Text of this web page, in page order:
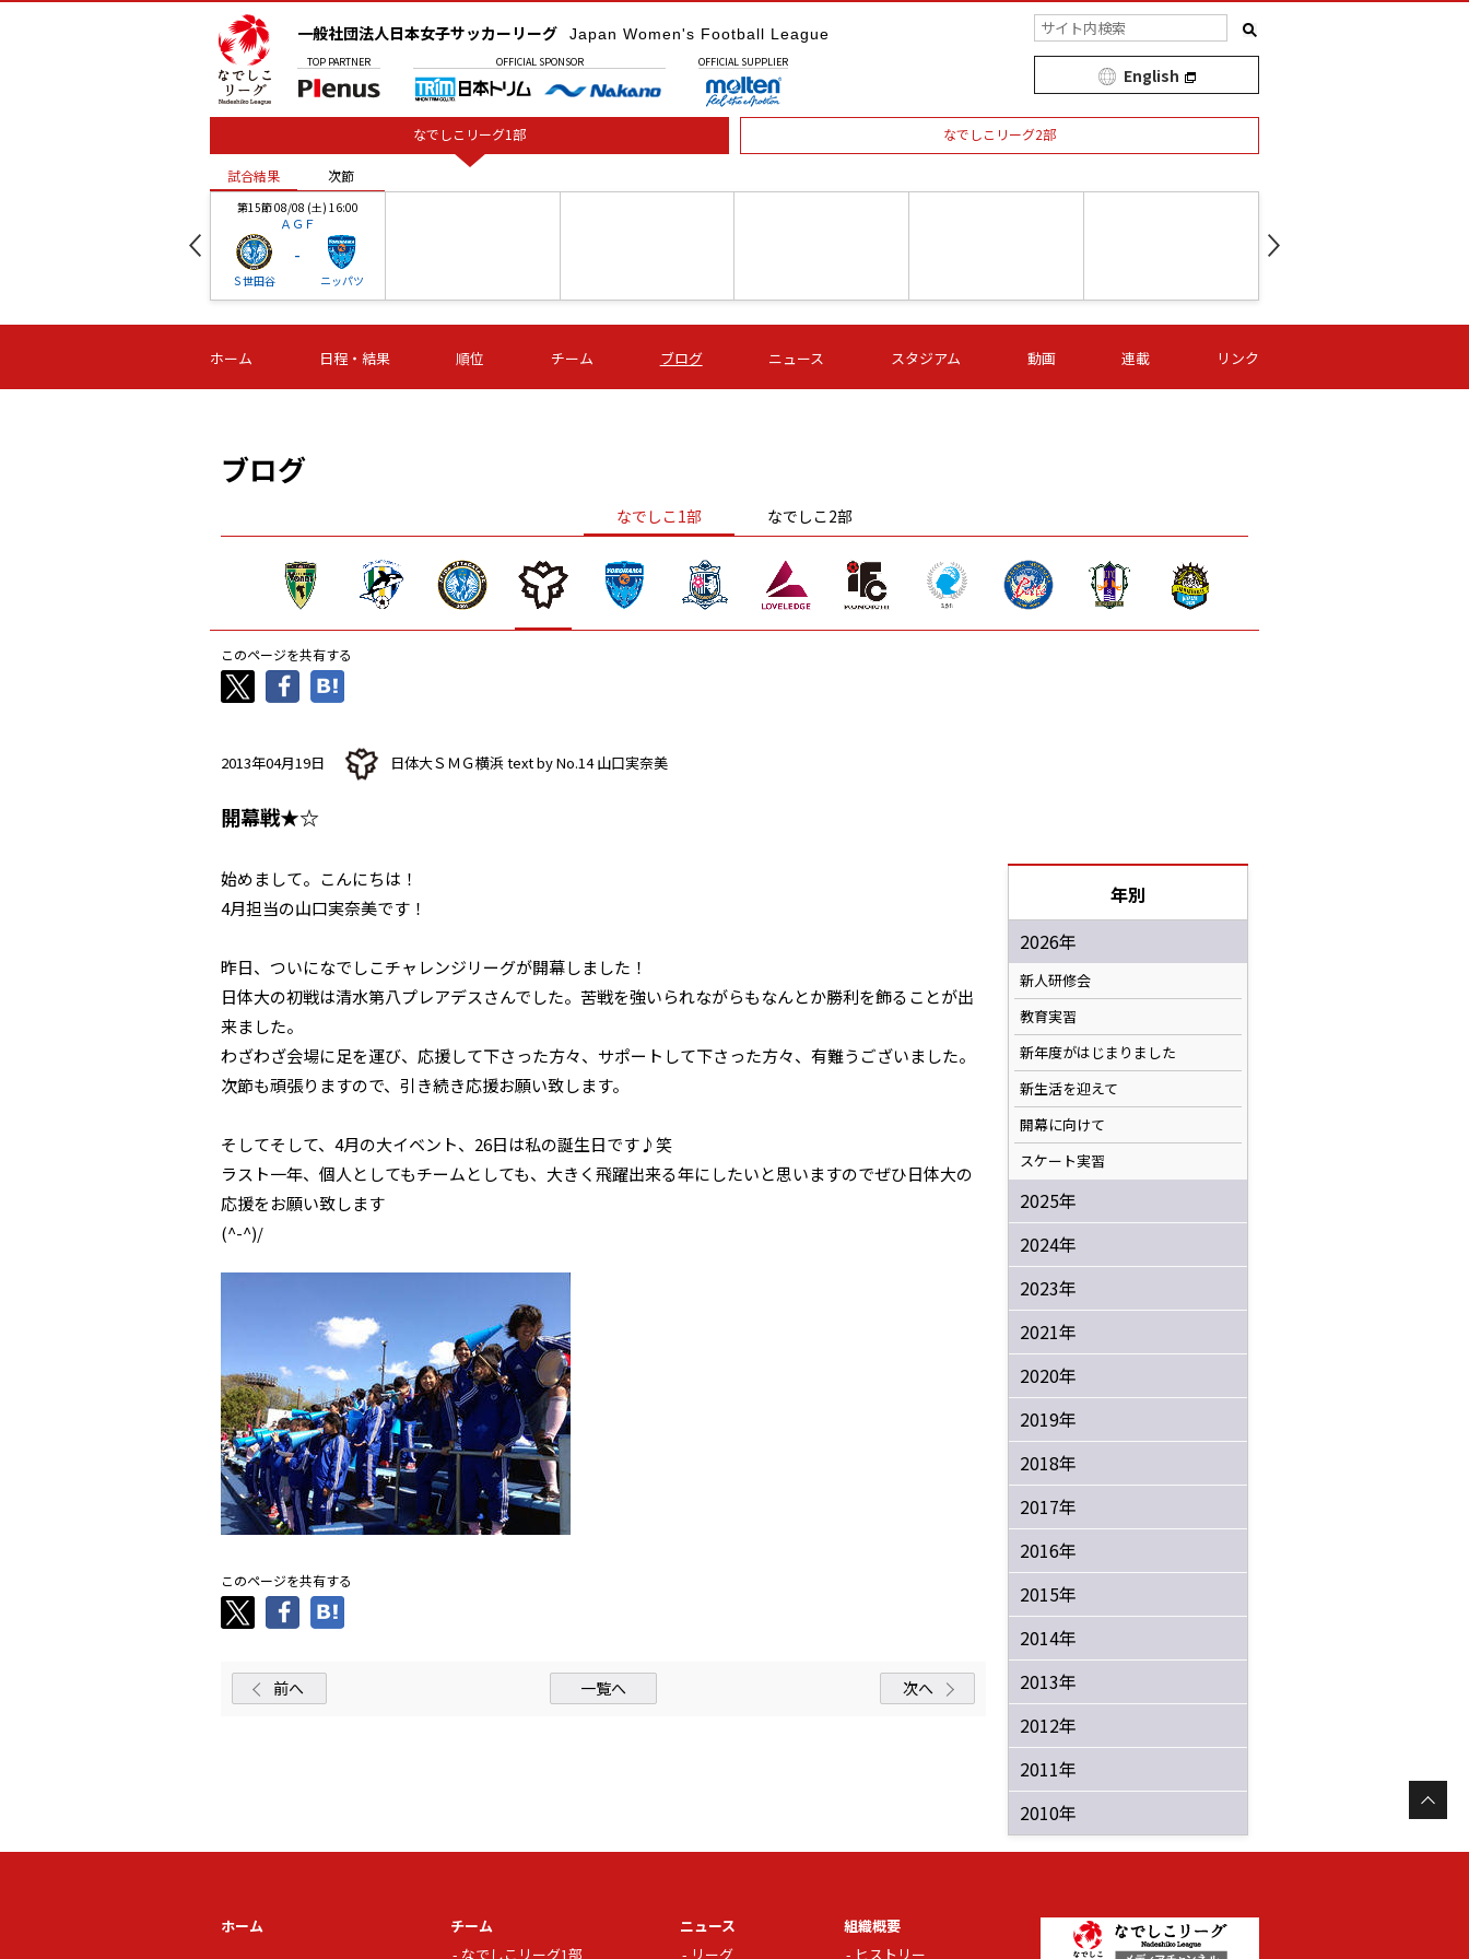
一般社団法人日本女子サッカーリーグ Japan Women's Football League
TOP PARTNER OFFICIAL SPONSOR OFFICIAL SUPPLIER
English
なでしこリーグ1部 なでしこリーグ2部
試合結果 次節
第15節 08/08 (土) 16:00
ＡＧＦ
Ｓ世田谷
-
ニッパツ
-
第16節 09/05 (土) 15:00
ニッパツ
-
第16節 09/05 (土) 15:00
石人の星
-
第16節 09/05 (土) 16:00
ＡＧＦ
-
いちご
-
第16節 09/06 (日) 15:00
-
第16節 09/06 (日) 15:00
- -
試合結果 次節
ホーム 日程・結果 順位 チーム ブログ ニュース スタジアム 動画 連載 リンク
ブログ
なでしこ1部 なでしこ2部
このページを共有する
2013年04月19日 日体大ＳＭＧ横浜 text by No.14 山口実奈美
開幕戦★☆
始めまして。こんにちは！
4月担当の山口実奈美です！
昨日、ついになでしこチャレンジリーグが開幕しました！
日体大の初戦は清水第八プレアデスさんでした。苦戦を強いられながらもなんとか勝利を飾ることが出
来ました。
わざわざ会場に足を運び、応援して下さった方々、サポートして下さった方々、有難うございました。
次節も頑張りますので、引き続き応援お願い致します。
そしてそして、4月の大イベント、26日は私の誕生日です♪笑
ラスト一年、個人としてもチームとしても、大きく飛躍出来る年にしたいと思いますのでぜひ日体大の
応援をお願い致します
(^-^)/
このページを共有する
前へ 一覧へ 次へ
年別
2026年
新人研修会
教育実習
新年度がはじまりました
新生活を迎えて
開幕に向けて
スケート実習
2025年
2024年
2023年
2021年
2020年
2019年
2018年
2017年
2016年
2015年
2014年
2013年
2012年
2011年
2010年
ホーム
チーム
なでしこリーグ1部
ニュース
リーグ
組織概要
ヒストリー